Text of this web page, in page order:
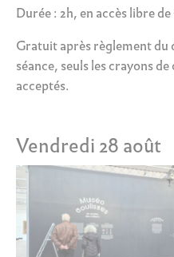
Durée : 2h, en accès libre de
Gratuit après règlement du
séance, seuls les crayons
acceptés.
Vendredi 28 août